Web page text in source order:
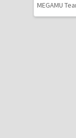
MEGAMU